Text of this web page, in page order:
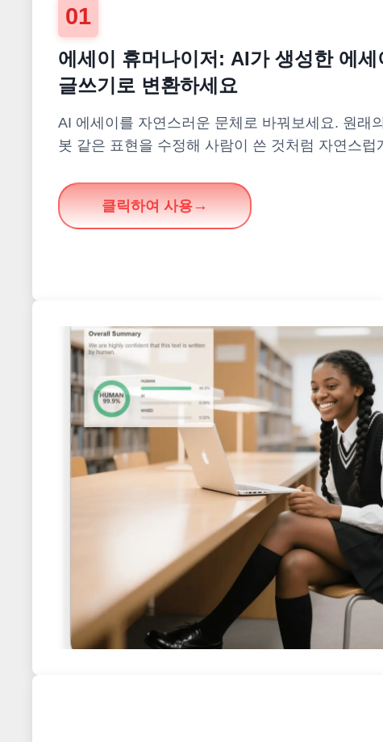
01
에세이 휴머나이저: AI가 생성한 에
글쓰기로 변환하세요
AI 에세이를 자연스러운 문체로 바꿔보세요. 원래
봇 같은 표현을 수정해 사람이 쓴 것처럼 자연스럽
클릭하여 사용